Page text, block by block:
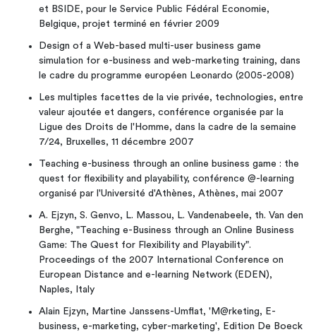
et BSIDE, pour le Service Public Fédéral Economie,
Belgique, projet terminé en février 2009
Design of a Web-based multi-user business game
simulation for e-business and web-marketing training, dans
le cadre du programme européen Leonardo (2005-2008)
Les multiples facettes de la vie privée, technologies, entre
valeur ajoutée et dangers, conférence organisée par la
Ligue des Droits de l'Homme, dans la cadre de la semaine
7/24, Bruxelles, 11 décembre 2007
Teaching e-business through an online business game : the
quest for flexibility and playability, conférence @-learning
organisé par l'Université d'Athènes, Athènes, mai 2007
A. Ejzyn, S. Genvo, L. Massou, L. Vandenabeele, th. Van den
Berghe, "Teaching e-Business through an Online Business
Game: The Quest for Flexibility and Playability".
Proceedings of the 2007 International Conference on
European Distance and e-learning Network (EDEN),
Naples, Italy
Alain Ejzyn, Martine Janssens-Umflat, 'M@rketing, E-
business, e-marketing, cyber-marketing', Edition De Boeck